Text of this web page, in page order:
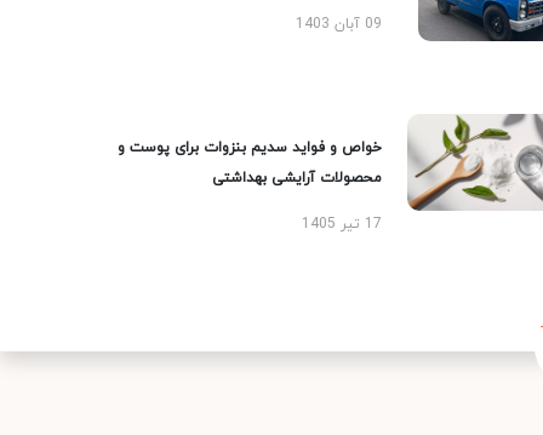
09 آبان 1403
خواص و فواید سدیم بنزوات برای پوست و
محصولات آرایشی بهداشتی
17 تیر 1405